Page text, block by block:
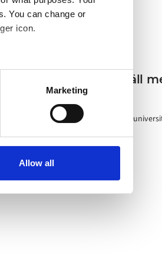
You can change or
icon.
meters
functioning of the
the internet
Marketing
Allow all
EBF:s entreprenörskväll
Hardholt
Diskuterar grundandet av Alumio vid